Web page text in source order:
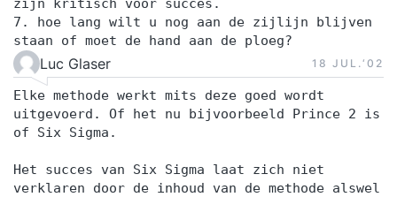
zijn kritisch voor succes.
7. hoe lang wilt u nog aan de zijlijn blijven
staan of moet de hand aan de ploeg?
Luc Glaser 18 JUL.‘02
Elke methode werkt mits deze goed wordt
uitgevoerd. Of het nu bijvoorbeeld Prince 2 is
of Six Sigma.
Het succes van Six Sigma laat zich niet
verklaren door de inhoud van de methode alswel